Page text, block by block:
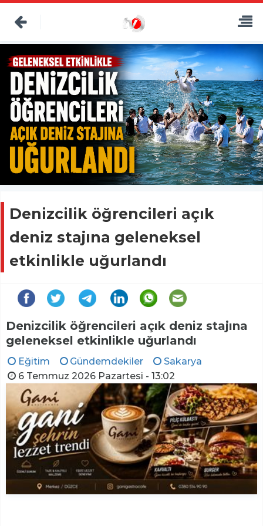
Denizcilik öğrencileri açık
deniz stajına geleneksel
etkinlikle uğurlandı
Denizcilik öğrencileri açık deniz stajına
geleneksel etkinlikle uğurlandı
Eğitim Gündemdekiler
Sakarya
6 Temmuz 2026 Pazartesi - 13:02